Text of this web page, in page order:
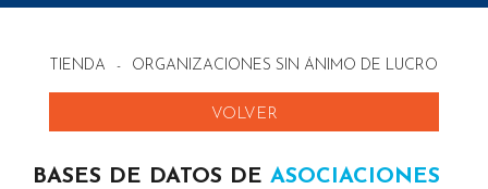
TIENDA - ORGANIZACIONES SIN ÁNIMO DE LUCRO
VOLVER
BASES DE DATOS DE ASOCIACIONES